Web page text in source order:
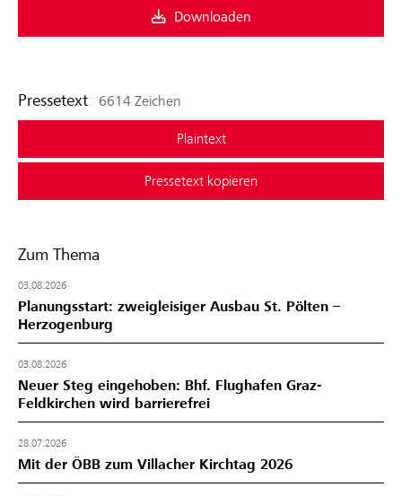
Downloaden
Pressetext 6614 Zeichen
Plaintext
Pressetext kopieren
Zum Thema
03.08.2026
Planungsstart: zweigleisiger Ausbau St. Pölten –
Herzogenburg
03.08.2026
Neuer Steg eingehoben: Bhf. Flughafen Graz-
Feldkirchen wird barrierefrei
28.07.2026
Mit der ÖBB zum Villacher Kirchtag 2026